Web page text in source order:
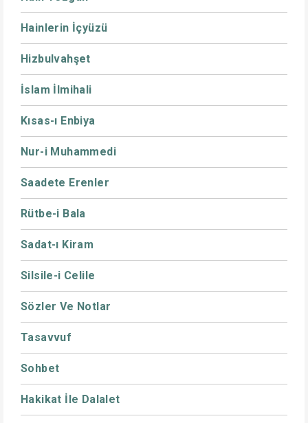
Hainlerin İçyüzü
Hizbulvahşet
İslam İlmihali
Kısas-ı Enbiya
Nur-i Muhammedi
Saadete Erenler
Rütbe-i Bala
Sadat-ı Kiram
Silsile-i Celile
Sözler Ve Notlar
Tasavvuf
Sohbet
Hakikat İle Dalalet